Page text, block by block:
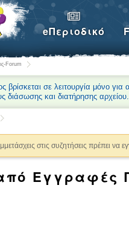
eΠεριοδικό
Forum
βρίσκεται σε λειτουργία μόνο
διάσωσης και διατήρησης αρχείου.
στις συζητήσεις πρέπει να
Εγγραφές